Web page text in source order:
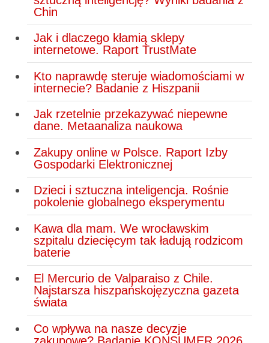
Chin
Jak i dlaczego kłamią sklepy
internetowe. Raport TrustMate
Kto naprawdę steruje wiadomościami w
internecie? Badanie z Hiszpanii
Jak rzetelnie przekazywać niepewne
dane. Metaanaliza naukowa
Zakupy online w Polsce. Raport Izby
Gospodarki Elektronicznej
Dzieci i sztuczna inteligencja. Rośnie
pokolenie globalnego eksperymentu
Kawa dla mam. We wrocławskim
szpitalu dziecięcym tak ładują rodzicom
baterie
El Mercurio de Valparaiso z Chile.
Najstarsza hiszpańskojęzyczna gazeta
świata
Co wpływa na nasze decyzje